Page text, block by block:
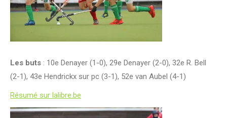
Les buts : 10e Denayer (1-0), 29e Denayer (2-0), 32e R. Bell
(2-1), 43e Hendrickx sur pc (3-1), 52e van Aubel (4-1)
Résumé sur lalibre.be